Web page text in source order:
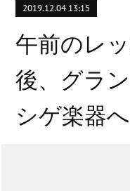
2019.12.04 13:15
午前のレ
後、グラ
シゲ楽器へ